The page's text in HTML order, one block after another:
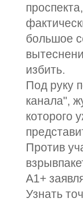
большое
избить.
Под руку
канала",
которого
Против
А1+
Узнать